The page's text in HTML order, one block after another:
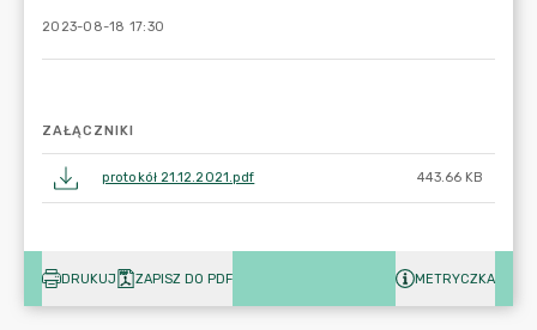
2023-08-18 17:30
ZAŁĄCZNIKI
protokół 21.12.2021.pdf 443.66 KB
DRUKUJ ZAPISZ DO PDF METRYCZKA